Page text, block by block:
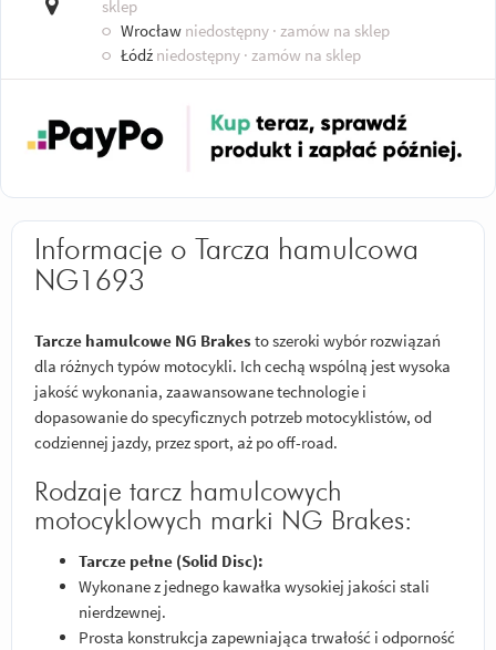
sklep
○ Wrocław niedostępny · zamów na sklep
○ Łódź niedostępny · zamów na sklep
Informacje o Tarcza hamulcowa
NG1693
Tarcze hamulcowe NG Brakesto szeroki wybór rozwiązań
dla różnych typów motocykli. Ich cechą wspólną jest wysoka
jakość wykonania, zaawansowane technologie i
dopasowanie do specyficznych potrzeb motocyklistów, od
codziennej jazdy, przez sport, aż po off-road.
Rodzaje tarcz hamulcowych
motocyklowych marki NG Brakes:
Tarcze pełne (Solid Disc):
Wykonane z jednego kawałka wysokiej jakości stali
nierdzewnej.
Prosta konstrukcja zapewniająca trwałość i odporność